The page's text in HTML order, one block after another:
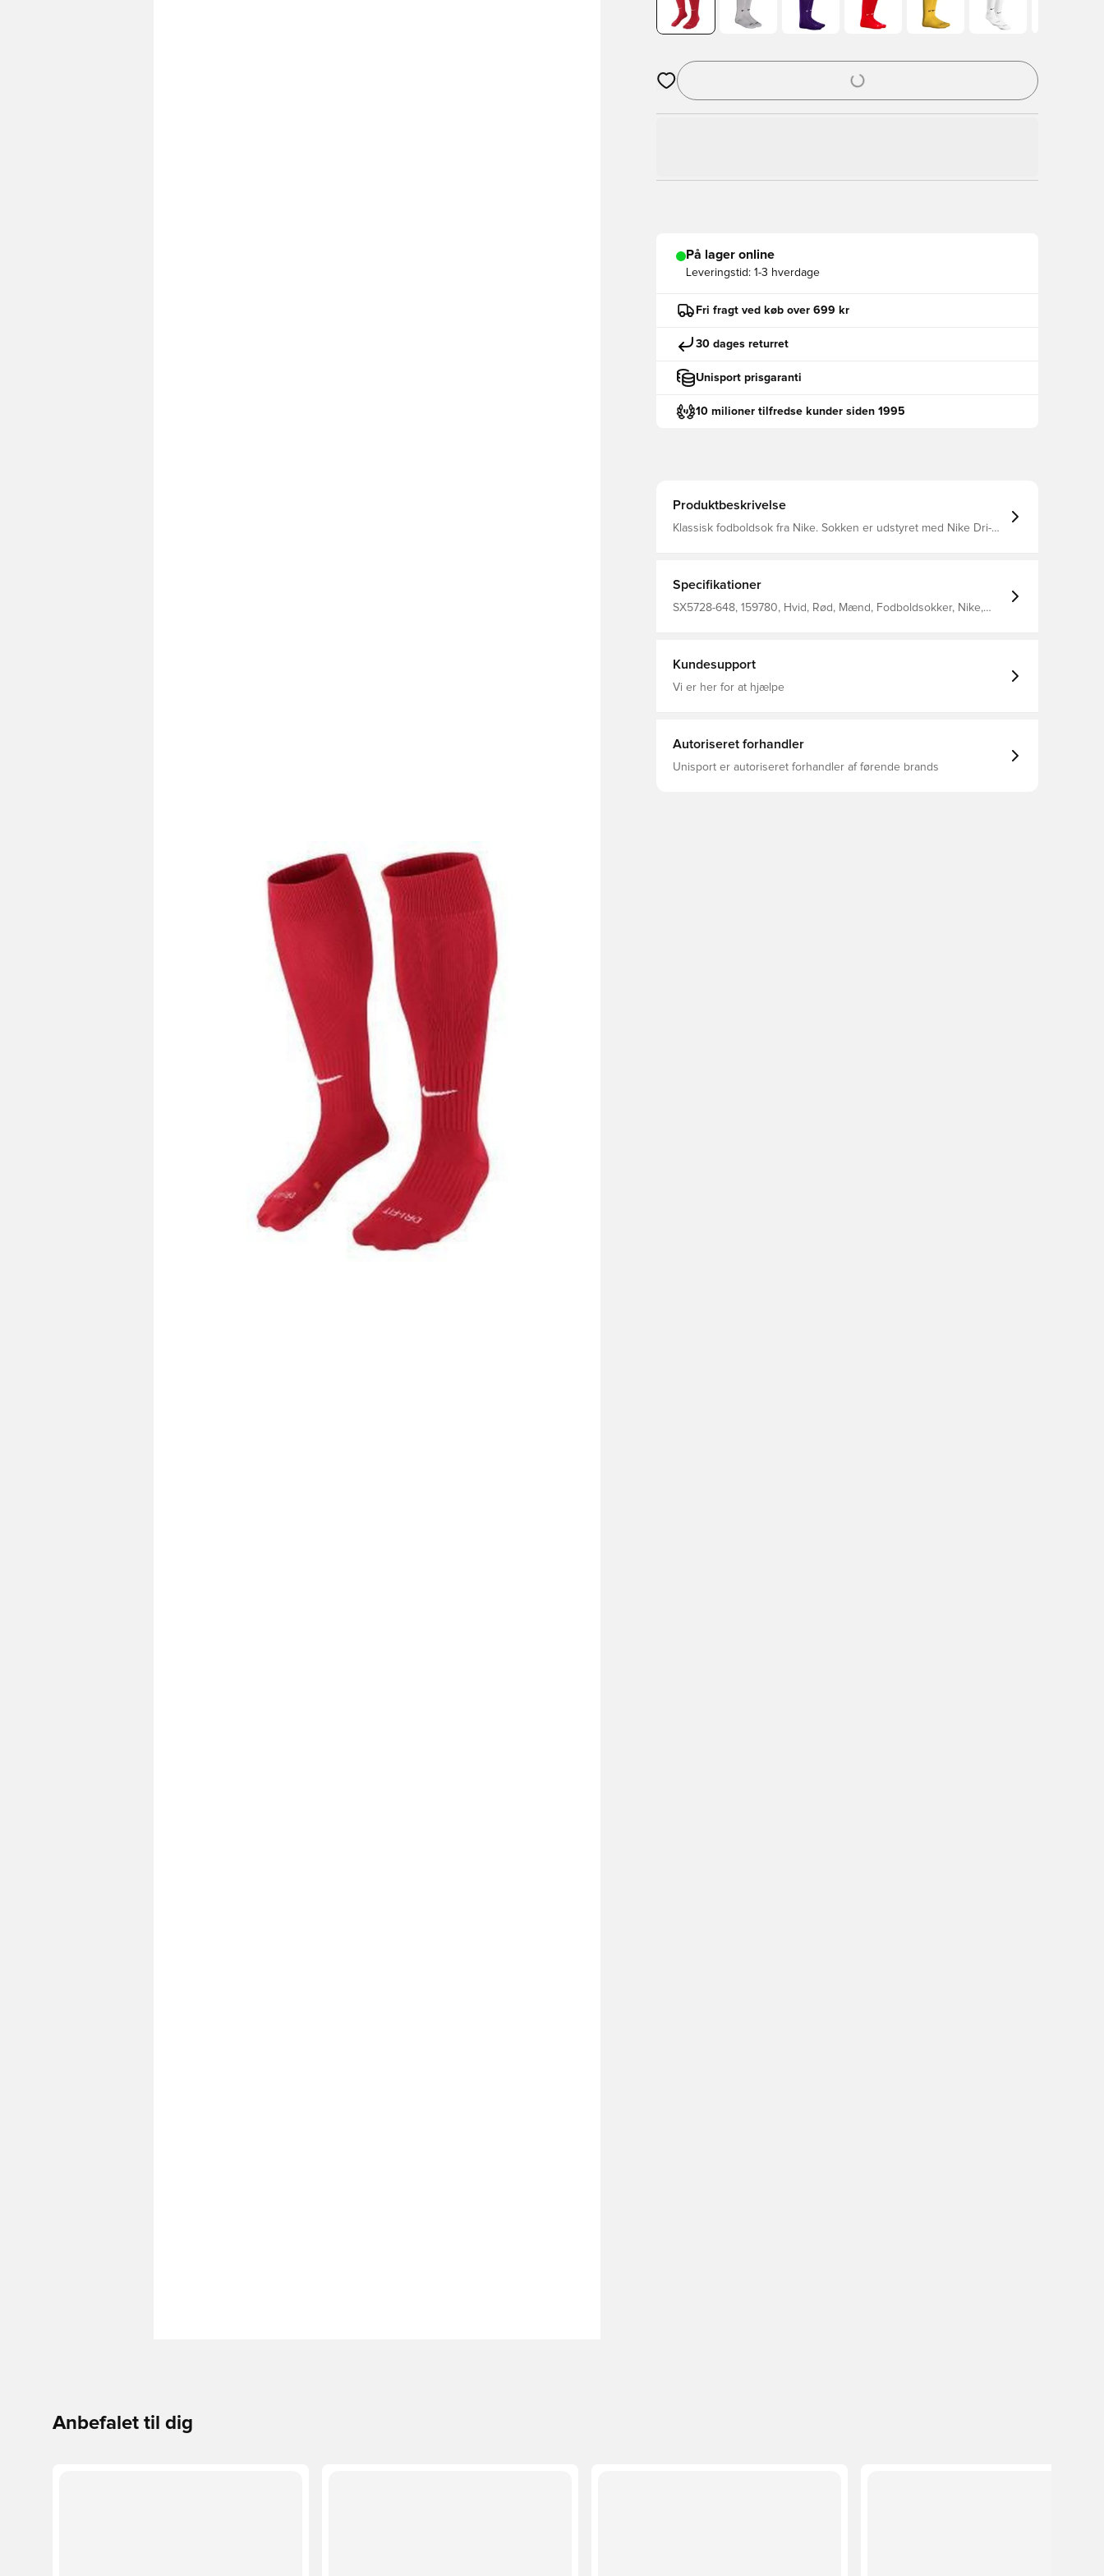
Åbner en Modal til at logge ind eller tilmelde dig som medlem
På lager online
Leveringstid: 1-3 hverdage
Fri fragt ved køb over 699 kr
30 dages returret
Unisport prisgaranti
10 milioner tilfredse kunder siden 1995
Produktbeskrivelse
Klassisk fodboldsok fra Nike. Sokken er udstyret med Nike Dri-
Specifikationer
SX5728-648, 159780, Hvid, Rød, Mænd, Fodboldsokker, Nike,
Kundesupport
Vi er her for at hjælpe
Autoriseret forhandler
Unisport er autoriseret forhandler af førende brands
Anbefalet til dig